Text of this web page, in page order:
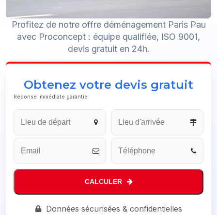
Profitez de notre offre déménagement Paris Pau
avec Proconcept : équipe qualifiée, ISO 9001,
devis gratuit en 24h.
Obtenez votre devis gratuit
Réponse immédiate garantie
CALCULER
Données sécurisées & confidentielles